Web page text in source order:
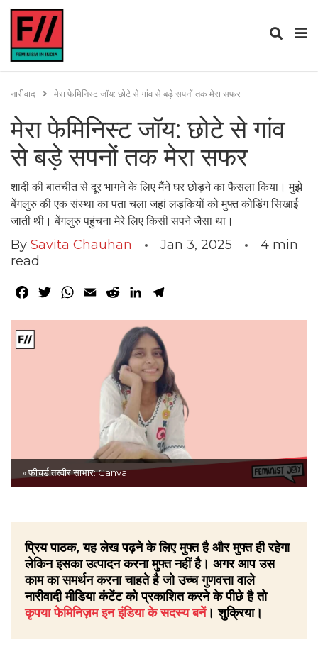
नारीवाद मेरा फेमिनिस्ट जॉय: छोटे से गांव से बड़े सपनों तक मेरा सफर
मेरा फेमिनिस्ट जॉय: छोटे से गांव
से बड़े सपनों तक मेरा सफर
शादी की बातचीत से दूर भागने के लिए मैंने घर छोड़ने का फैसला किया। मुझे
बेंगलुरु की एक संस्था का पता चला जहां लड़कियों को मुफ्त कोडिंग सिखाई
जाती थी। बेंगलुरु पहुंचना मेरे लिए किसी सपने जैसा था।
By Savita Chauhan Jan 3, 2025 4 min
read
Facebook
TwitterWhatsApp
Email RedditLinkedIn
» फीचर्ड तस्वीर साभार: Canva
प्रिय पाठक, यह लेख पढ़ने के लिए मुफ्त है और मुफ्त ही रहेगा
लेकिन इसका उत्पादन करना मुफ्त नहीं है। अगर आप उस
काम का समर्थन करना चाहते है जो उच्च गुणवत्ता वाले
नारीवादी मीडिया कंटेंट को प्रकाशित करने के पीछे है तो
कृपया फेमिनिज़म इन इंडिया के सदस्य बनें। शुक्रिया।